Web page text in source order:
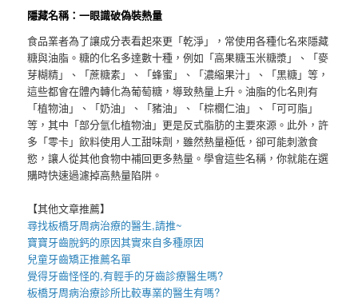
隱藏名稱：一眼識破偽裝熱量
食品業者為了讓成分表看起來更「乾淨」，常使用各種化名來隱藏
糖與油脂。糖的化名多達數十種，例如「高果糖玉米糖漿」、「麥
芽糊精」、「蔗糖素」、「蜂蜜」、「濃縮果汁」、「黑糖」等，
這些都會在體內轉化為葡萄糖，導致熱量上升。油脂的化名則有
「植物油」、「奶油」、「豬油」、「棕櫚仁油」、「可可脂」
等，其中「部分氫化植物油」更是反式脂肪的主要來源。此外，許
多「零卡」飲料使用人工甜味劑，雖然熱量極低，卻可能刺激食
慾，讓人從其他食物中補回更多熱量。學會這些名稱，你就能在選
購時快速過濾掉高熱量陷阱。
【其他文章推薦】
尋找板橋牙周病治療的醫生,請推~
寶寶牙齒脫鈣的原因其實來自多種原因
兒童牙齒矯正推薦名單
覺得牙齒怪怪的,有輕手的牙齒診療醫生嗎?
板橋牙周病治療診所比較專業的醫生有嗎?